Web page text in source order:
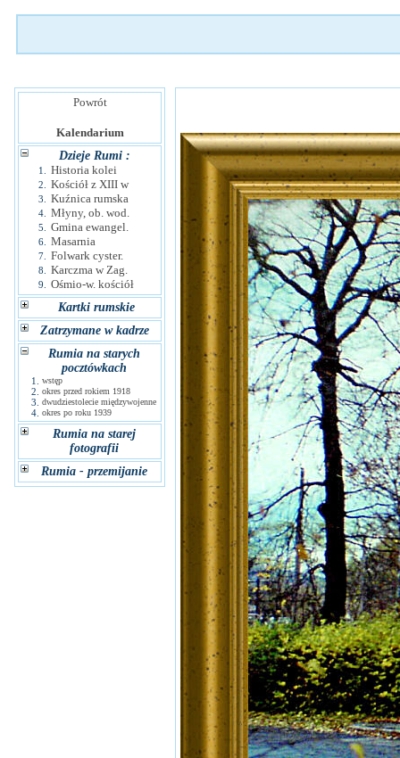
Powrót
Kalendarium
Dzieje Rumi :
1. Historia kolei
2. Kościół z XIII w
3. Kuźnica rumska
4. Młyny, ob. wod.
5. Gmina ewangel.
6. Masarnia
7. Folwark cyster.
8. Karczma w Zag.
9.
Ośmio-w. kościół
Kartki rumskie
Zatrzymane w kadrze
Rumia na starych
pocztówkach
1. wstęp
2. okres przed rokiem 1918
3. dwudziestolecie międzywojenne
4. okres po roku 1939
Rumia na starej
fotografii
Rumia - przemijanie